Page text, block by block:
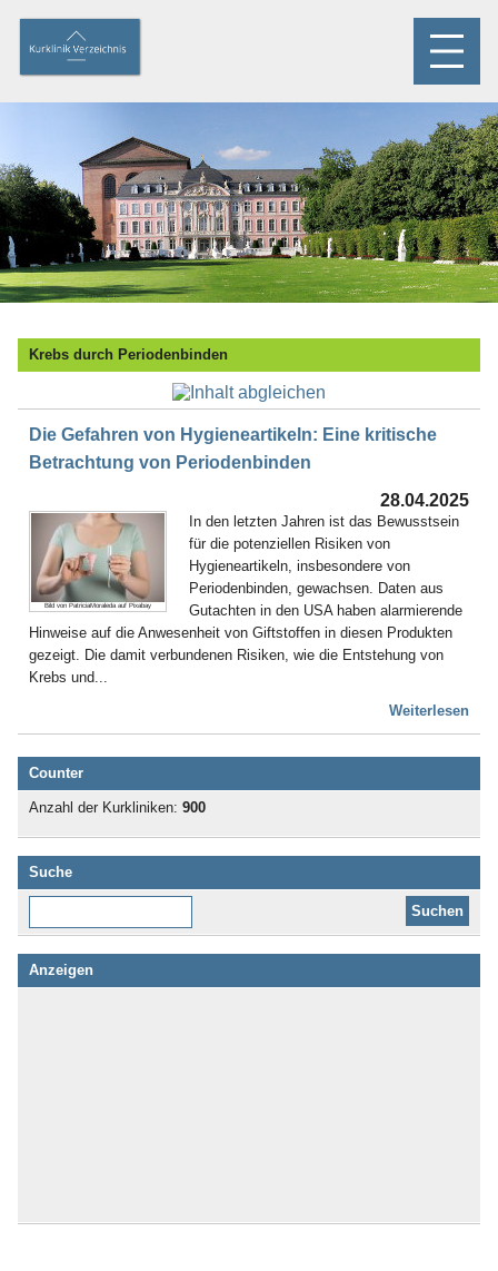
Krebs durch Periodenbinden
Die Gefahren von Hygieneartikeln: Eine kritische
Betrachtung von Periodenbinden
28.04.2025
Bild von PatriciaMoraleda auf Pixabay
In den letzten Jahren ist das Bewusstsein
für die potenziellen Risiken von
Hygieneartikeln, insbesondere von
Periodenbinden, gewachsen. Daten aus
Gutachten in den USA haben alarmierende
Hinweise auf die Anwesenheit von Giftstoffen in diesen Produkten
gezeigt. Die damit verbundenen Risiken, wie die Entstehung von
Krebs und...
Weiterlesen
Counter
Anzahl der Kurkliniken: 900
Suche
Anzeigen